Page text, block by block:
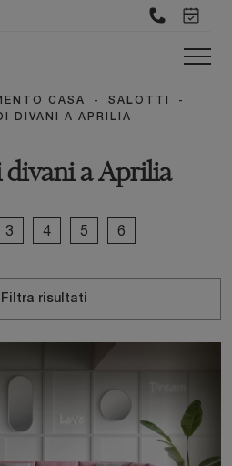
CASA - SALOTTI
-
DIVANI A APRILIA
divani a Aprilia
3 4 5 6
Filtra risultati